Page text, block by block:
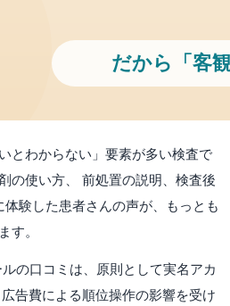
とわからない」要素が多い検査で
の使い方、 前処置の説明、検査後
験した患者さんの声が、もっとも
す。
の口コミは、原則として実名アカ
告費による順位操作の影響を受け